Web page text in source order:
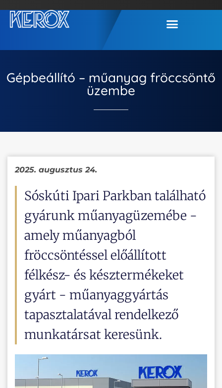
Gépbeállító – műanyag fröccsöntő
üzembe
2025. augusztus 24.
Sóskúti Ipari Parkban található
gyárunk műanyagüzemébe -
amely műanyagból
fröccsöntéssel előállított
félkész- és késztermékeket
gyárt - műanyaggyártás
tapasztalatával rendelkező
munkatársat keresünk.